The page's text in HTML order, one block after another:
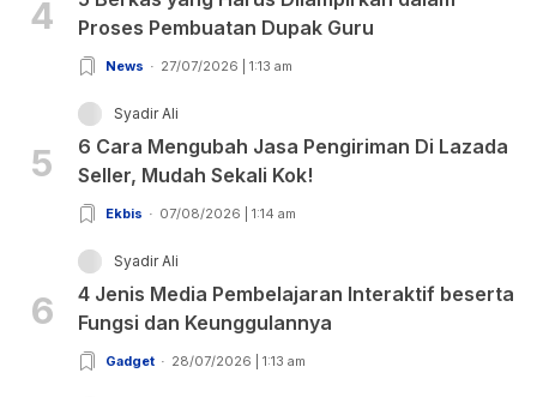
4
Proses Pembuatan Dupak Guru
News 27/07/2026 | 1:13 am
5
Syadir Ali
6 Cara Mengubah Jasa Pengiriman Di Lazada
Seller, Mudah Sekali Kok!
Ekbis 07/08/2026 | 1:14 am
6
Syadir Ali
4 Jenis Media Pembelajaran Interaktif beserta
Fungsi dan Keunggulannya
Gadget 28/07/2026 | 1:13 am